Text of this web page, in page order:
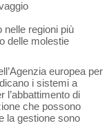
nelle regioni più
delle molestie
europea per
i sistemi a
l’abbattimento di
che possono
la gestione sono